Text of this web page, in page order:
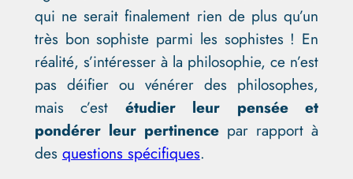
qui ne serait finalement rien de plus qu’un
très bon sophiste parmi les sophistes ! En
réalité, s’intéresser à la philosophie, ce n’est
pas déifier ou vénérer des philosophes,
mais c’est étudier leur pensée et
pondérer leur pertinencepar rapport à
des questions spécifiques.